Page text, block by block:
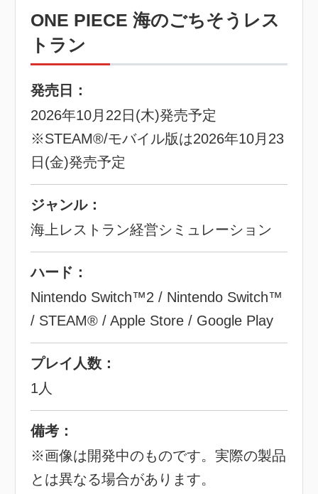
ONE PIECE 海のごちそうレス
トラン
発売日：
2026年10月22日(木)発売予定
※STEAM®/モバイル版は2026年10月23
日(金)発売予定
ジャンル：
海上レストラン経営シミュレーション
ハード：
Nintendo Switch™2 / Nintendo Switch™
/ STEAM® / Apple Store / Google Play
プレイ人数：
1人
備考：
※画像は開発中のものです。実際の製品
とは異なる場合があります。